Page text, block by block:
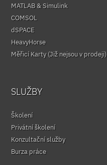
MATLAB & Simulink
COMSOL
dSPACE
HeavyHorse
Měřicí Karty (Již nejsou v prodeji)
SLUŽBY
Školení
Privátní školení
Konzultační služby
Burza práce